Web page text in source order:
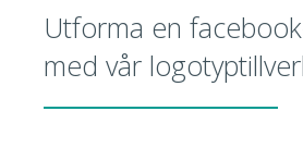
Utforma en
med vår